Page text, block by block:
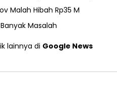
Malah Hibah Rp35 M
Masalah
lainnya di Google News